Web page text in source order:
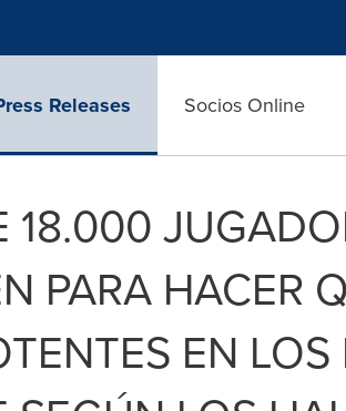
Releases Socios Online
18.000
PARA HACER
EN